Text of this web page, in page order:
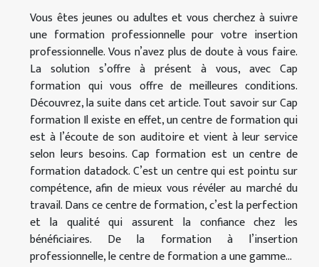
Vous êtes jeunes ou adultes et vous cherchez à suivre
une formation professionnelle pour votre insertion
professionnelle. Vous n’avez plus de doute à vous faire.
La solution s’offre à présent à vous, avec Cap
formation qui vous offre de meilleures conditions.
Découvrez, la suite dans cet article. Tout savoir sur Cap
formation Il existe en effet, un centre de formation qui
est à l’écoute de son auditoire et vient à leur service
selon leurs besoins. Cap formation est un centre de
formation datadock. C’est un centre qui est pointu sur
compétence, afin de mieux vous révéler au marché du
travail. Dans ce centre de formation, c’est la perfection
et la qualité qui assurent la confiance chez les
bénéficiaires. De la formation à l’insertion
professionnelle, le centre de formation a une gamme...